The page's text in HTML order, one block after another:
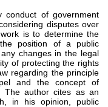
conduct of government
disputes over
is to determine the
position of a public
changes in the legal
of protecting the rights
regarding the principle
and the concept of
The author cites as an
in his opinion, public